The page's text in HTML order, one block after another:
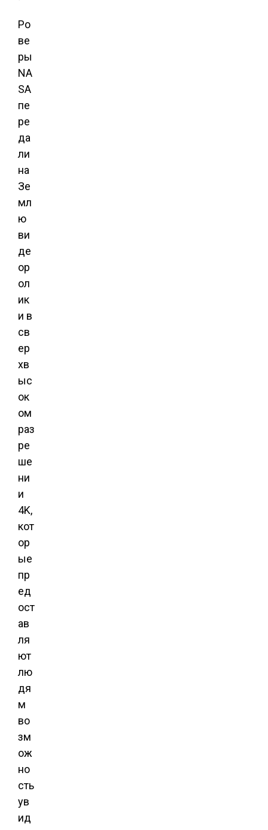
Ро
ве
ры
NA
SA
пе
ре
да
ли
на
Зе
мл
ю
ви
де
ор
ол
ик
и в
св
ер
хв
ыс
ок
ом
раз
ре
ше
ни
и
4K,
кот
ор
ые
пр
ед
ост
ав
ля
ют
лю
дя
м
во
зм
ож
но
сть
ув
ид